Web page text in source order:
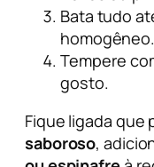
Bata tudo
homogêneo.
Tempere
gosto.
Fique ligada que
saboroso,